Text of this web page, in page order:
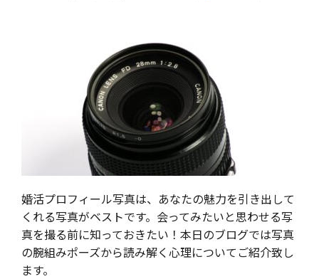
婚活プロフィール写真は、あなたの魅力を引き出して
くれる写真がベストです。会ってみたいと思わせる写
真を撮る前に知っておきたい！本日のブログでは写真
の腕組みポーズから読み解く心理についてご紹介致し
ます。